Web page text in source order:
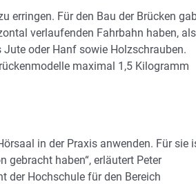
erringen. Für den Bau der Brücken
verlaufenden Fahrbahn haben, als
oder Hanf sowie Holzschrauben.
maximal 1,5 Kilogramm
in der Praxis anwenden. Für sie
gebracht haben“, erläutert Peter
der Hochschule für den Bereich